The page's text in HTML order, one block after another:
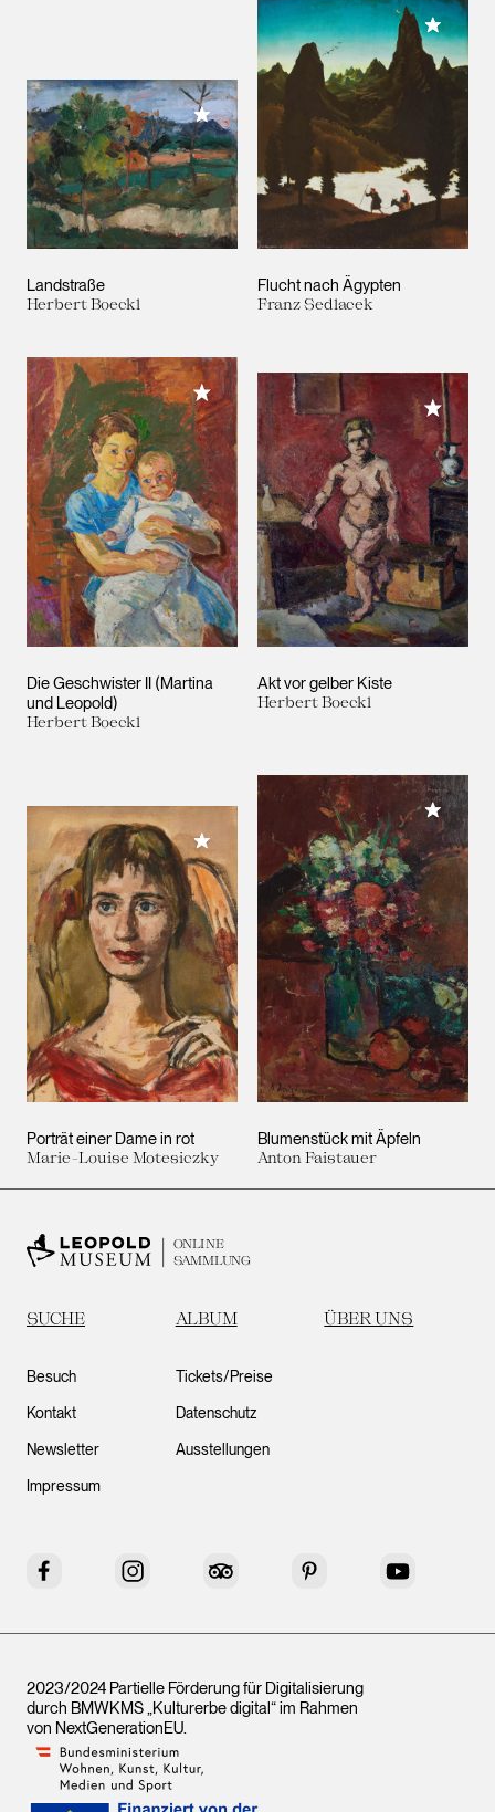
Landstraße
Herbert Boeckl
Meiner Sammlung hinzufügen
Flucht nach Ägypten
Franz Sedlacek
Meiner
Die Geschwister II (Martina
und Leopold)
Herbert Boeckl
Meiner Sammlung hinzufügen
Akt vor gelber Kiste
Herbert Boeckl
Meiner
Porträt einer Dame in rot
Marie-Louise Motesiczky
Meiner Sammlung hinzufügen
Blumenstück mit Äpfeln
Anton Faistauer
Meiner
ONLINE
SAMMLUNG
SUCHE ALBUM ÜBER UNS
Besuch
Kontakt
Newsletter
Impressum
Tickets/Preise
Datenschutz
Ausstellungen
Facebook Instagram Tripadvisor Pinterest YouTube
2023/2024 Partielle Förderung für Digitalisierung
durch BMWKMS „Kulturerbe digital“ im Rahmen
von NextGenerationEU.